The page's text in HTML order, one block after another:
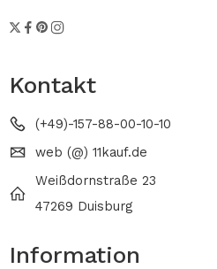
Kontakt
(+49)-157-88-00-10-10
web (@) 11kauf.de
Weißdornstraße 23
47269 Duisburg
Information